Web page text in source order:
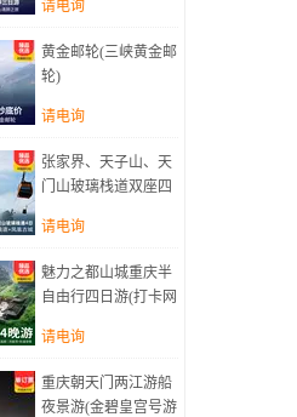
请电询
黄金邮轮(三峡黄金邮
轮)
请电询
张家界、天子山、天
门山玻璃栈道双座四
+玻璃栈道鞋套)
请电询
魅力之都山城重庆半
自由行四日游(打卡网
镇磁器口、东方瑞
请电询
重庆朝天门两江游船
夜景游(金碧皇宫号游